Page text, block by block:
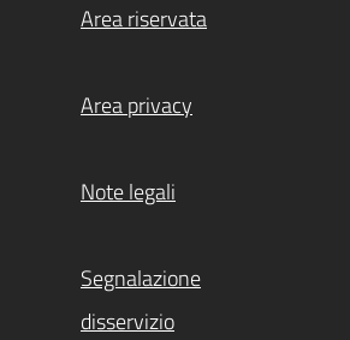
Area riservata
Area privacy
Note legali
Segnalazione
disservizio